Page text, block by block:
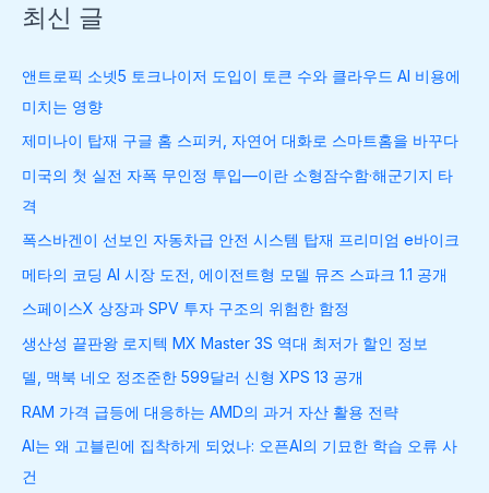
최신 글
앤트로픽 소넷5 토크나이저 도입이 토큰 수와 클라우드 AI 비용에
미치는 영향
제미나이 탑재 구글 홈 스피커, 자연어 대화로 스마트홈을 바꾸다
미국의 첫 실전 자폭 무인정 투입—이란 소형잠수함·해군기지 타
격
폭스바겐이 선보인 자동차급 안전 시스템 탑재 프리미엄 e바이크
메타의 코딩 AI 시장 도전, 에이전트형 모델 뮤즈 스파크 1.1 공개
스페이스X 상장과 SPV 투자 구조의 위험한 함정
생산성 끝판왕 로지텍 MX Master 3S 역대 최저가 할인 정보
델, 맥북 네오 정조준한 599달러 신형 XPS 13 공개
RAM 가격 급등에 대응하는 AMD의 과거 자산 활용 전략
AI는 왜 고블린에 집착하게 되었나: 오픈AI의 기묘한 학습 오류 사
건